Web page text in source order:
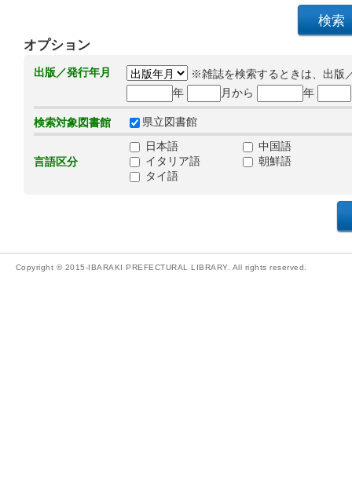
オプション
出版／発行年月
※雑誌を検索するときは、出版
年
月から 年
検索対象図書館 県立図書館
言語区分
日本語
中国語
イタリア語
朝鮮語
タイ語
Copyright © 2015-IBARAKI PREFECTURAL LIBRARY. All rights reserved.